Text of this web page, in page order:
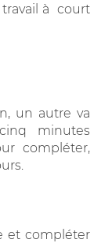
à court
un autre va
minutes
compléter,
et compléter